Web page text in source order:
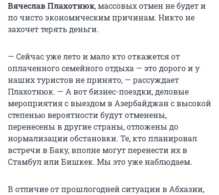
Вячеслав Плахотнюк, массовых отмен не будет и
по чисто экономическим причинам. Никто не
захочет терять деньги.
— Сейчас уже лето и мало кто откажется от
оплаченного семейного отдыха — это дорого и у
наших туристов не принято, — рассуждает
Плахотнюк. — А вот бизнес-поездки, деловые
мероприятия с выездом в Азербайджан с высокой
степенью вероятности будут отменены,
перенесены в другие страны, отложены до
нормализации обстановки. Те, кто планировал
встречи в Баку, вполне могут перенести их в
Стамбул или Бишкек. Мы это уже наблюдаем.
В отличие от прошлогодней ситуации в Абхазии,